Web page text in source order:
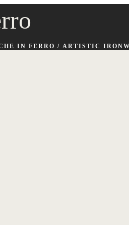
IN FERRO / ARTISTIC